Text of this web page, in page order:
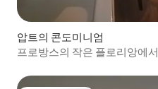
압트의 콘도미니엄
프로방스의 작은 플로리앙에서